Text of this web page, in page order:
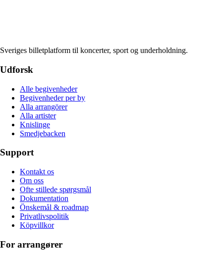
Sveriges billetplatform til koncerter, sport og underholdning.
Udforsk
Alle begivenheder
Begivenheder per by
Alla arrangörer
Alla artister
Knislinge
Smedjebacken
Support
Kontakt os
Om oss
Ofte stillede spørgsmål
Dokumentation
Önskemål & roadmap
Privatlivspolitik
Köpvillkor
For arrangører